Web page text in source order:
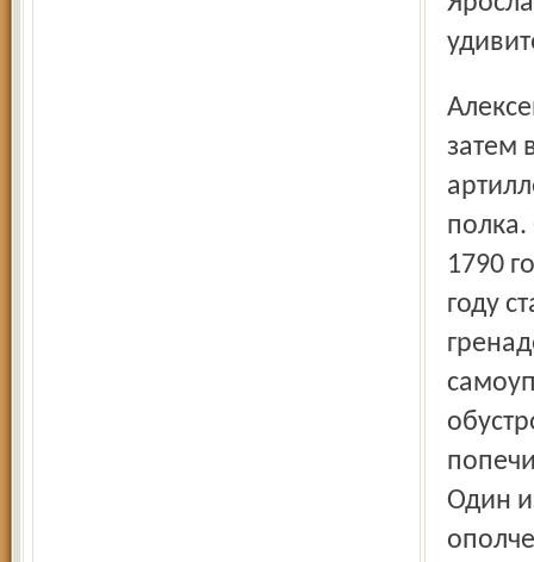
Алексей Тучков тоже воспитывался и обучался дома, а
затем
полка.
1790
году
Один